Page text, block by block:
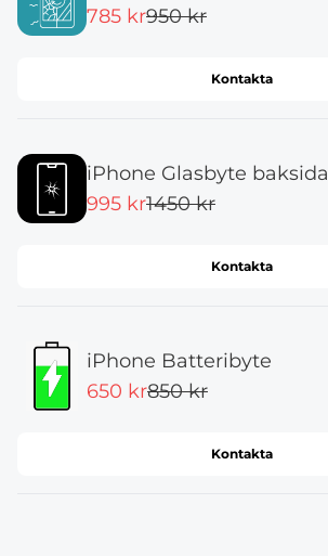
785 kr950 kr
Kontakta
iPhone Glasbyte baksida
995 kr1450 kr
Kontakta
iPhone Batteribyte
650 kr850 kr
Kontakta